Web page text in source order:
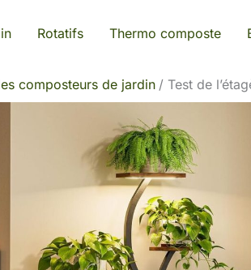
Rotatifs Thermo composte
composteurs de jardin Test de